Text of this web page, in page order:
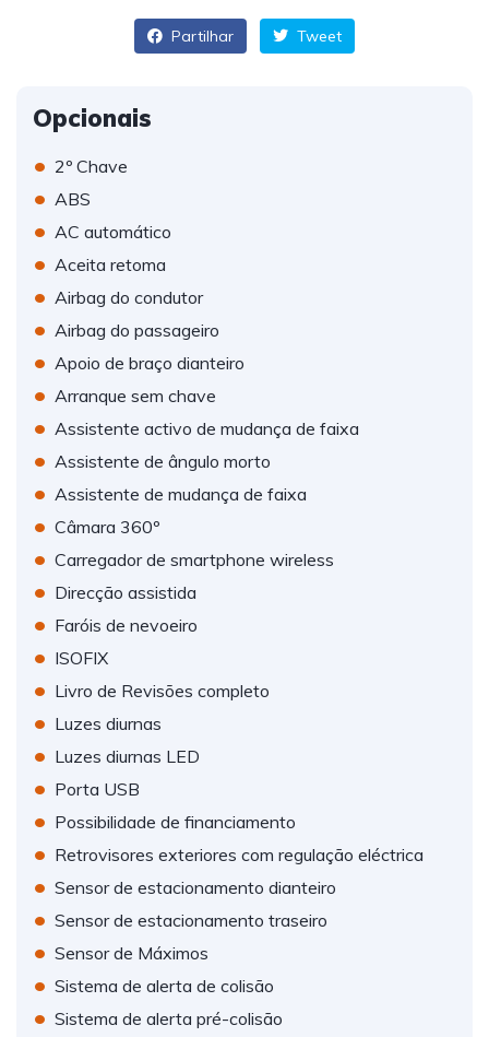
Partilhar Tweet
Opcionais
• 2º Chave
• ABS
• AC automático
• Aceita retoma
• Airbag do condutor
• Airbag do passageiro
• Apoio de braço dianteiro
• Arranque sem chave
• Assistente activo de mudança de faixa
• Assistente de ângulo morto
• Assistente de mudança de faixa
• Câmara 360º
• Carregador de smartphone wireless
• Direcção assistida
• Faróis de nevoeiro
• ISOFIX
• Livro de Revisões completo
• Luzes diurnas
• Luzes diurnas LED
• Porta USB
• Possibilidade de financiamento
• Retrovisores exteriores com regulação eléctrica
• Sensor de estacionamento dianteiro
• Sensor de estacionamento traseiro
• Sensor de Máximos
• Sistema de alerta de colisão
• Sistema de alerta pré-colisão